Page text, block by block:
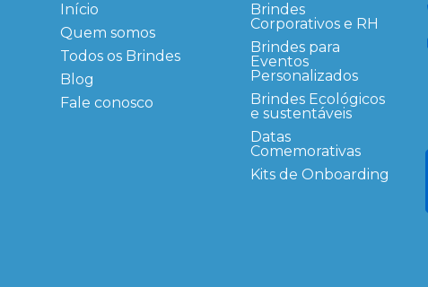
Início
Quem somos
← Back
FAQ
Sitemap
Todos os Brindes
← Back
Agendas
Personalizadas
Anotação
Personalizado
Blog
Fale conosco
Brindes
Corporativos e RH
Brindes para
Eventos
Personalizados
Brindes Ecológicos
e sustentáveis
Datas
Comemorativas
Kits de Onboarding